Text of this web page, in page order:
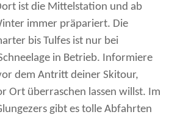
ist die Mittelstation und ab
immer präpariert. Die
bis Tulfes ist nur bei
in Betrieb. Informiere
dem Antritt deiner Skitour,
Ort überraschen lassen willst. Im
gibt es tolle Abfahrten